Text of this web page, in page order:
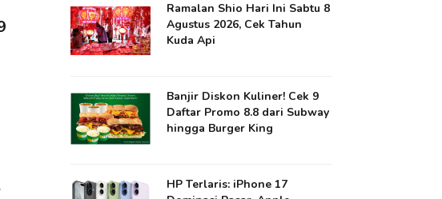
Ramalan Shio Hari Ini Sabtu 8
Agustus 2026, Cek Tahun
Kuda Api
Banjir Diskon Kuliner! Cek 9
Daftar Promo 8.8 dari Subway
hingga Burger King
HP Terlaris: iPhone 17